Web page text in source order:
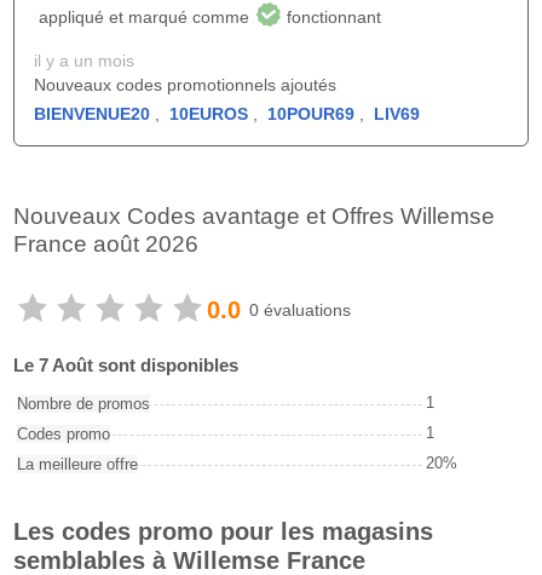
appliqué et marqué comme
fonctionnant
il y a un mois
Nouveaux codes promotionnels ajoutés
BIENVENUE20
10EUROS 10POUR69 LIV69
Nouveaux Codes avantage et Offres Willemse
France août 2026
0.0 0 évaluations
Le 7 Août sont disponibles
Nombre de promos
1
Codes promo
1
La meilleure offre
20%
Les codes promo pour les magasins
semblables à Willemse France